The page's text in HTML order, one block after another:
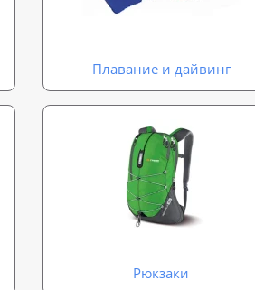
Плавание и дайвинг
Рюкзаки